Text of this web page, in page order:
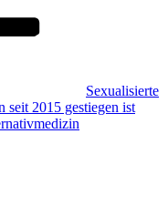
Sexualisierte
seit 2015 gestiegen ist